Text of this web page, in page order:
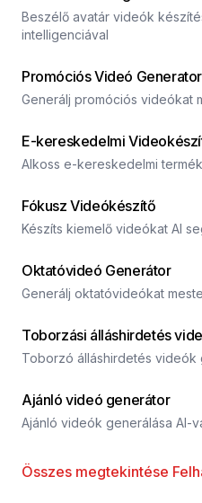
Beszélő avatár videók
intelligenciával
Promóciós Videó Generator
Generálj promóciós videókat
E-kereskedelmi
Alkoss e-kereskedelmi
Fókusz Videókészítő
Készíts kiemelő videókat AI
Oktatóvideó Generátor
Generálj oktatóvideókat
Toborzási álláshirdetés
Toborzó álláshirdetés videók
Ajánló videó generátor
Ajánló videók generálása AI-
Összes megtekintése